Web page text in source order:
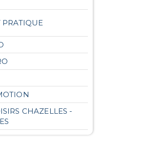
PRATIQUE
CHAZELLES -